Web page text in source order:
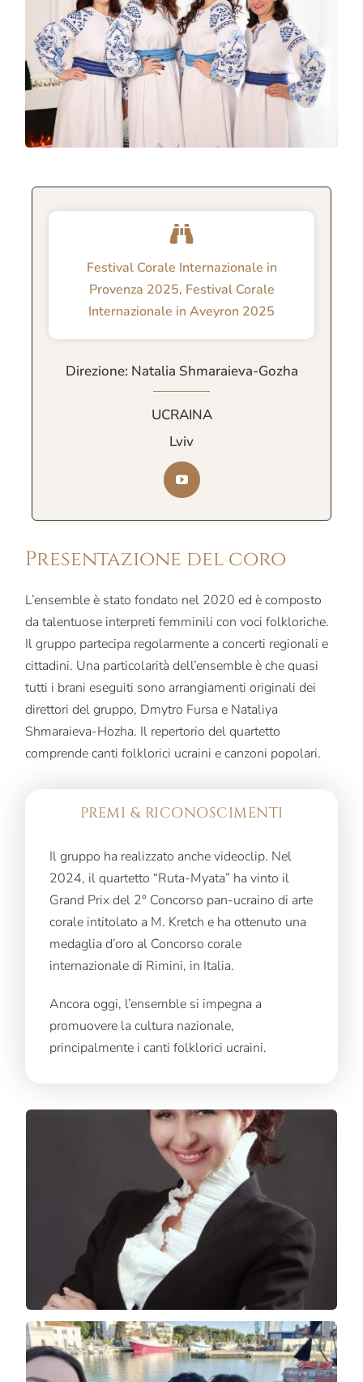
Presentazione del coro
L’ensemble è stato fondato nel 2020 ed è composto
da talentuose interpreti femminili con voci folkloriche.
Il gruppo partecipa regolarmente a concerti regionali e
cittadini. Una particolarità dell’ensemble è che quasi
tutti i brani eseguiti sono arrangiamenti originali dei
direttori del gruppo, Dmytro Fursa e Nataliya
Shmaraieva-Hozha. Il repertorio del quartetto
comprende canti folklorici ucraini e canzoni popolari.
PREMI & RICONOSCIMENTI
Il gruppo ha realizzato anche videoclip. Nel
2024, il quartetto “Ruta-Myata” ha vinto il
Grand Prix del 2° Concorso pan-ucraino di arte
corale intitolato a M. Kretch e ha ottenuto una
medaglia d’oro al Concorso corale
internazionale di Rimini, in Italia.
Ancora oggi, l’ensemble si impegna a
promuovere la cultura nazionale,
principalmente i canti folklorici ucraini.
Festival Corale Internazionale in
Provenza 2025, Festival Corale
Internazionale in Aveyron 2025
Direzione: Natalia Shmaraieva-Gozha
UCRAINA
Lviv